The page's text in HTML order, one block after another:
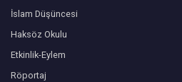
İslam Düşüncesi
Haksöz Okulu
Etkinlik-Eylem
Röportaj